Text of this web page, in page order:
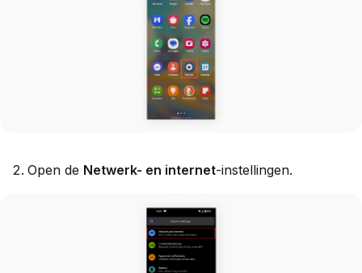
Open de Netwerk- en internet-instellingen.